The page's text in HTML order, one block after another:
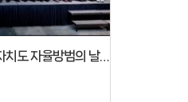
제12회 강원특별자치도 자율방범의 날 기념식